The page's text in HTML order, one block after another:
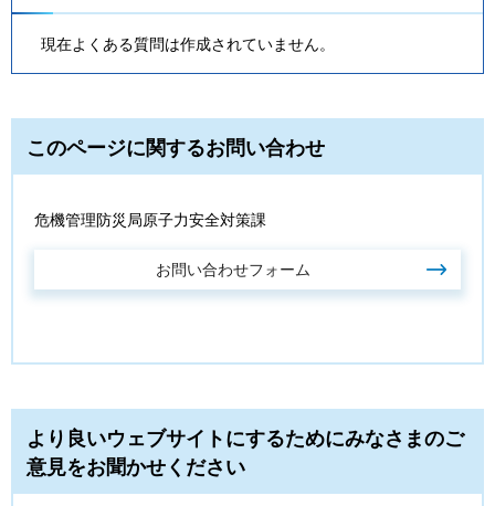
現在よくある質問は作成されていません。
このページに関するお問い合わせ
危機管理防災局原子力安全対策課
より良いウェブサイトにするためにみなさまのご
意見をお聞かせください